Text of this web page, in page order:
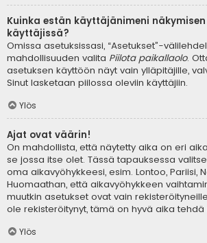
Kuinka estän käyttäjänimeni
käyttäjissä?
Omissa asetuksissasi, “Asetukset”-
mahdollisuuden valita Piilota paikallaolo.
asetuksen käyttöön näyt vain ylläpitäjille,
Sinut lasketaan piilossa oleviin käyttäjiin.
Ylös
Ajat ovat väärin!
On mahdollista, että näytetty aika on eri
se jossa itse olet. Tässä tapauksessa
oma aikavyöhykkeesi, esim. Lontoo, Pariisi,
Huomaathan, että aikavyöhykkeen
muutkin asetukset ovat vain
ole rekisteröitynyt, tämä on hyvä aika tehdä
Ylös